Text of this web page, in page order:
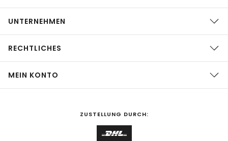
UNTERNEHMEN
RECHTLICHES
MEIN KONTO
ZUSTELLUNG DURCH: